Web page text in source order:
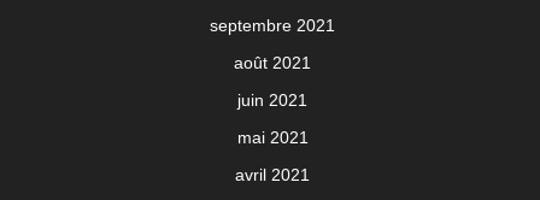
septembre 2021
août 2021
juin 2021
mai 2021
avril 2021